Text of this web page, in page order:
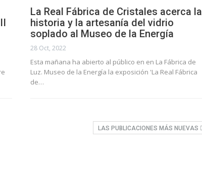
La Real Fábrica de Cristales acerca la
historia y la artesanía del vidrio
soplado al Museo de la Energía
28 Oct, 2022
Esta mañana ha abierto al público en en La Fábrica de
Luz. Museo de la Energía la exposición 'La Real Fábrica
de…
LAS PUBLICACIONES MÁS NUEVAS